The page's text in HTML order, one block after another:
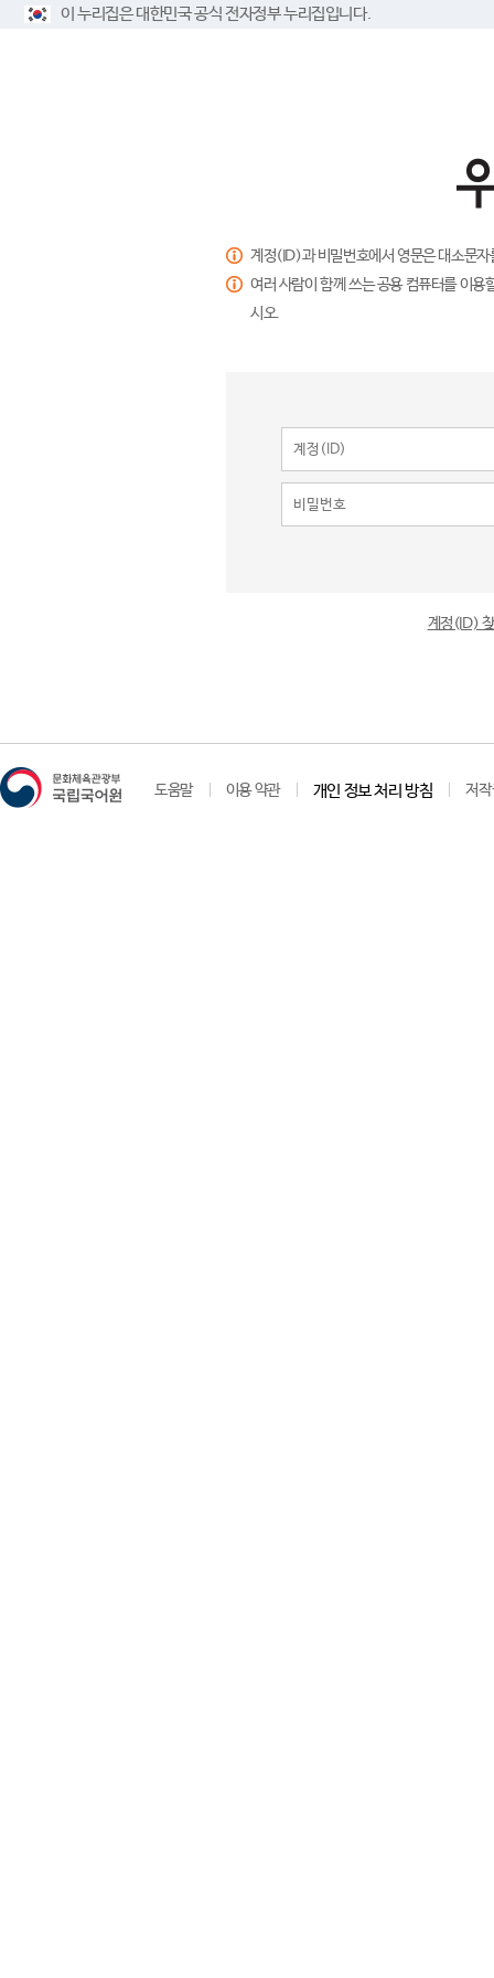
이 누리집은 대한민국 공식 전자정부 누리집입니다.
계정(ID)과 비밀번호에서 영문은 대소문
여러 사람이 함께 쓰는 공용 컴퓨터를 이
시오.
계정(ID)
도움말 이용 약관 개인 정보 처리 방침 저